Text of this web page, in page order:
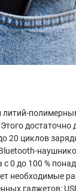
литий-
достаточно
20 циклов
0 до 100 %
необходимые
гаджетов: